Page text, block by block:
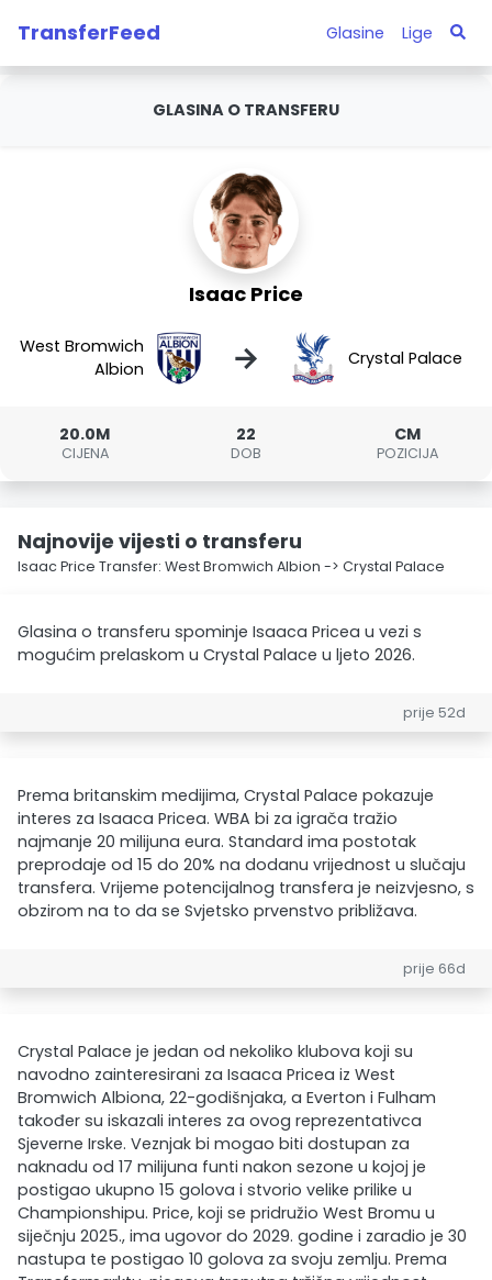
TransferFeed Glasine Lige
GLASINA O TRANSFERU
Isaac Price
West Bromwich
Albion
→ Crystal Palace
20.0M
CIJENA
22
DOB
CM
POZICIJA
Najnovije vijesti o transferu
Isaac Price Transfer: West Bromwich Albion -> Crystal Palace
Glasina o transferu spominje Isaaca Pricea u vezi s
mogućim prelaskom u Crystal Palace u ljeto 2026.
prije 52d
Prema britanskim medijima, Crystal Palace pokazuje
interes za Isaaca Pricea. WBA bi za igrača tražio
najmanje 20 milijuna eura. Standard ima postotak
preprodaje od 15 do 20% na dodanu vrijednost u slučaju
transfera. Vrijeme potencijalnog transfera je neizvjesno, s
obzirom na to da se Svjetsko prvenstvo približava.
prije 66d
Crystal Palace je jedan od nekoliko klubova koji su
navodno zainteresirani za Isaaca Pricea iz West
Bromwich Albiona, 22-godišnjaka, a Everton i Fulham
također su iskazali interes za ovog reprezentativca
Sjeverne Irske. Veznjak bi mogao biti dostupan za
naknadu od 17 milijuna funti nakon sezone u kojoj je
postigao ukupno 15 golova i stvorio velike prilike u
Championshipu. Price, koji se pridružio West Bromu u
siječnju 2025., ima ugovor do 2029. godine i zaradio je 30
nastupa te postigao 10 golova za svoju zemlju. Prema